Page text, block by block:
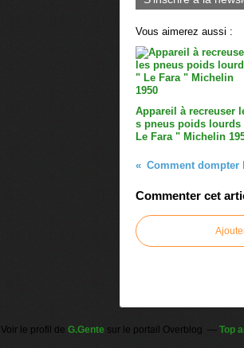
Vous aimerez aussi :
Appareil à recreuser
s pneus poids lourds
Le Fara " Michelin
Comment dompter
Commenter cet
Voir le profil de G.Gentesur le portail Overblog Top